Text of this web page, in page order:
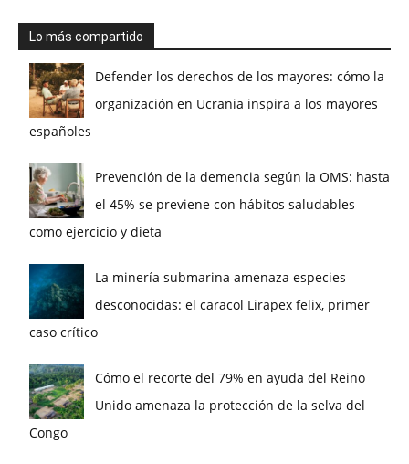
Lo más compartido
Defender los derechos de los mayores: cómo la
organización en Ucrania inspira a los mayores
españoles
Prevención de la demencia según la OMS: hasta
el 45% se previene con hábitos saludables
como ejercicio y dieta
La minería submarina amenaza especies
desconocidas: el caracol Lirapex felix, primer
caso crítico
Cómo el recorte del 79% en ayuda del Reino
Unido amenaza la protección de la selva del
Congo